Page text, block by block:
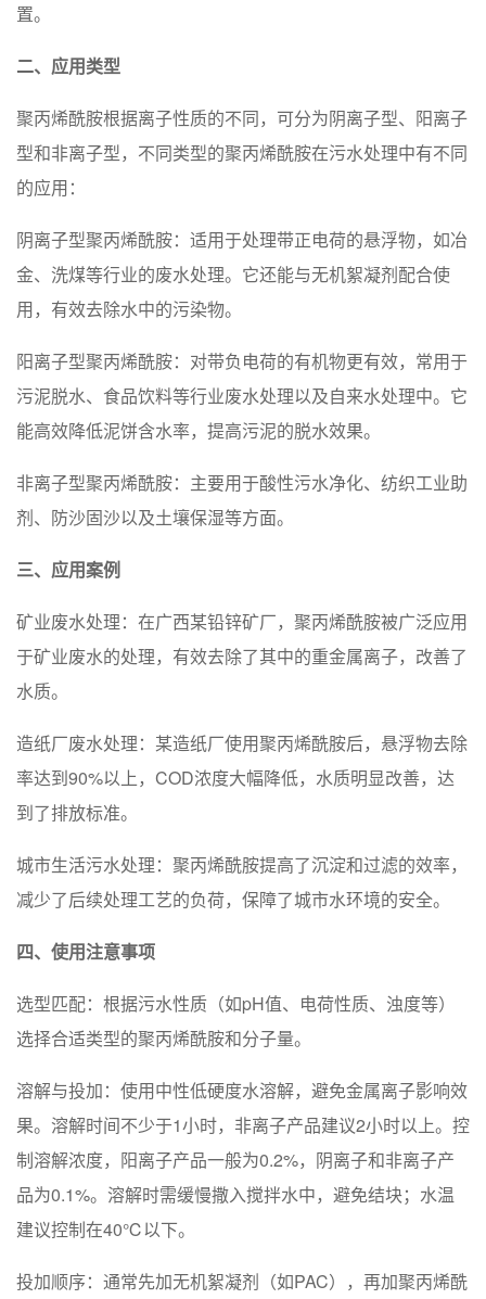
置。
二、应用类型
聚丙烯酰胺根据离子性质的不同，可分为阴离子型、阳离子
型和非离子型，不同类型的聚丙烯酰胺在污水处理中有不同
的应用：
‌阴离子型聚丙烯酰胺‌：适用于处理带正电荷的悬浮物，如冶
金、洗煤等行业的废水处理。它还能与无机絮凝剂配合使
用，有效去除水中的污染物。
‌阳离子型聚丙烯酰胺‌：对带负电荷的有机物更有效，常用于
污泥脱水、食品饮料等行业废水处理以及自来水处理中。它
能高效降低泥饼含水率，提高污泥的脱水效果。
‌非离子型聚丙烯酰胺‌：主要用于酸性污水净化、纺织工业助
剂、防沙固沙以及土壤保湿等方面。
三、应用案例
‌矿业废水处理‌：在广西某铅锌矿厂，聚丙烯酰胺被广泛应用
于矿业废水的处理，有效去除了其中的重金属离子，改善了
水质。
‌造纸厂废水处理‌：某造纸厂使用聚丙烯酰胺后，悬浮物去除
率达到90%以上，COD浓度大幅降低，水质明显改善，达
到了排放标准。
‌城市生活污水处理‌：聚丙烯酰胺提高了沉淀和过滤的效率，
减少了后续处理工艺的负荷，保障了城市水环境的安全。
四、使用注意事项
‌选型匹配‌：根据污水性质（如pH值、电荷性质、浊度等）
选择合适类型的聚丙烯酰胺和分子量。
‌溶解与投加‌：使用中性低硬度水溶解，避免金属离子影响效
果。溶解时间不少于1小时，非离子产品建议2小时以上。控
制溶解浓度，阳离子产品一般为0.2%，阴离子和非离子产
品为0.1%。溶解时需缓慢撒入搅拌水中，避免结块；水温
建议控制在40℃以下。
‌投加顺序‌：通常先加无机絮凝剂（如PAC），再加聚丙烯酰